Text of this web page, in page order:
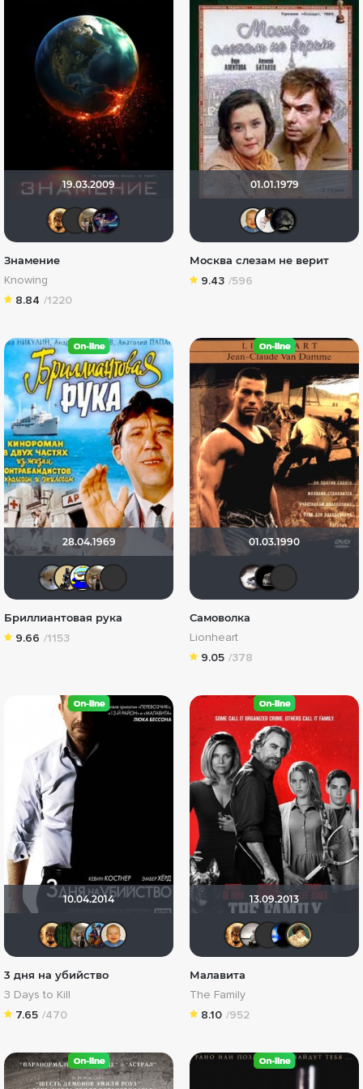
19.03.2009
Vladimir Samsonov
Знамение
Knowing
8.84 /1220
01.01.1979
Москва слезам не верит
9.43 /596
28.04.1969
Анюта*-* Vladimir Samsonov
Бриллиантовая рука
9.66 /1153
01.03.1990
Самоволка
Lionheart
9.05 /378
10.04.2014
Leksus81Vladimir Samsonov
!!!Screamer!!!
maxx2035
3 дня на убийство
3 Days to Kill
7.65 /470
13.09.2013
Leksus81
Малавита
The Family
8.10 /952